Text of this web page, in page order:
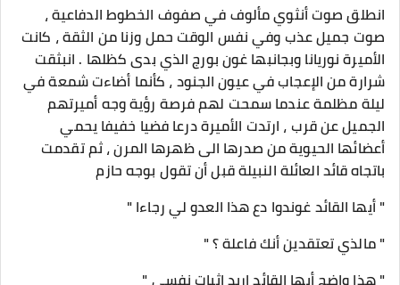
انطلق صوت أنثوي مألوف في صفوف الخطوط الدفاعية ،
صوت جميل عذب وفي نفس الوقت حمل وزنا من الثقة ، كانت
الأميرة نوريانا وبجانبها غون بورج الذي بدى كظلها . انبثقت
شرارة من الإعجاب في عيون الجنود ، كأنما أضاءت شمعة في
ليلة مظلمة عندما سمحت لهم فرصة رؤية وجه أميرتهم
الجميل عن قرب ، ارتدت الأميرة درعا فضيا خفيفا يحمي
أعضائها الحيوية من صدرها الى ظهرها المرن ، ثم تقدمت
باتجاه قائد العائلة النبيلة قبل أن تقول بوجه حازم
" أيها القائد غوندوا دع هذا العدو لي رجاءا "
" مالذي تعتقدين أنك فاعلة ؟ "
" هذا واضح أيها القائد اريد اثبات نفسي "